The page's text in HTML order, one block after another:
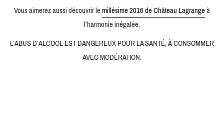
Vous aimerez aussi découvrir lemillésime 2016 de Château Lagrangeà
l’harmonie inégalée.
L’ABUS D’ALCOOL EST DANGEREUX POUR LA SANTÉ, À CONSOMMER
AVEC MODÉRATION.